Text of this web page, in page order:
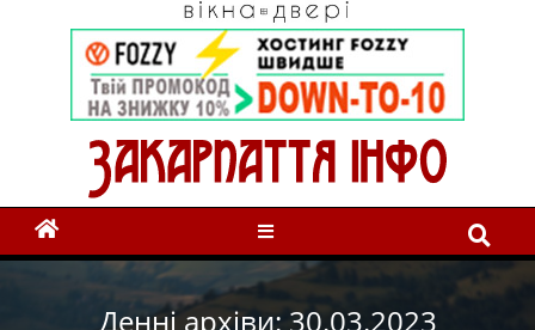
Денні архіви: 30.03.2023